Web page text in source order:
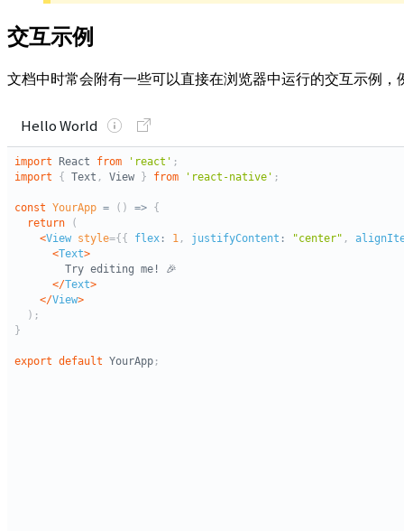
交互示例
文档中时常会附有一些可以直接在浏览器中运行的交互示例，